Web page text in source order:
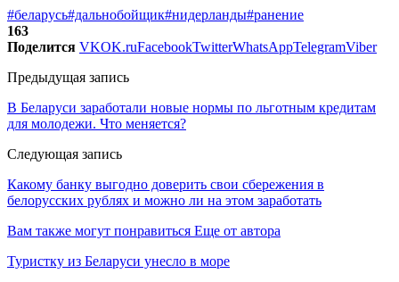
#беларусь#дальнобойщик#нидерланды#ранение
163
Поделится VKOK.ruFacebookTwitterWhatsAppTelegramViber
Предыдущая запись
В Беларуси заработали новые нормы по льготным кредитам
для молодежи. Что меняется?
Следующая запись
Какому банку выгодно доверить свои сбережения в
белорусских рублях и можно ли на этом заработать
Вам также могут понравиться Еще от автора
Туристку из Беларуси унесло в море